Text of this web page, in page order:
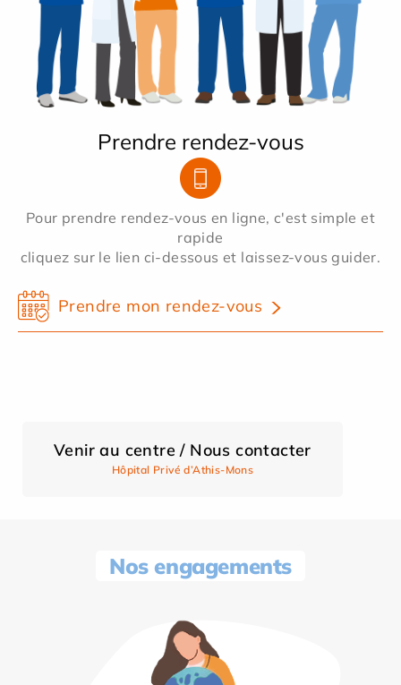
Prendre rendez-vous
Pour prendre rendez-vous en ligne, c'est simple et
rapide
cliquez sur le lien ci-dessous et laissez-vous guider.
Prendre mon rendez-vous
Venir au centre / Nous contacter
Hôpital Privé d’Athis-Mons
Nos engagements